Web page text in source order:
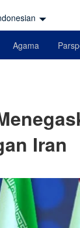
Agama
Iran